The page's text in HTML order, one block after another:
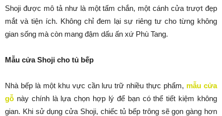
Shoji được mô tả như là một tấm chắn, một cánh cửa trượt đẹp
mắt và tiện ích. Không chỉ đem lại sự riêng tư cho từng không
gian sống mà còn mang đậm dấu ấn xứ Phù Tang.
Mẫu cửa Shoji cho tủ bếp
Nhà bếp là một khu vực cần lưu trữ nhiều thực phẩm, mẫu cửa
gỗ này chính là lựa chọn hợp lý để bạn có thể tiết kiệm không
gian. Khi sử dụng cửa Shoji, chiếc tủ bếp trông sẽ gọn gàng hơn